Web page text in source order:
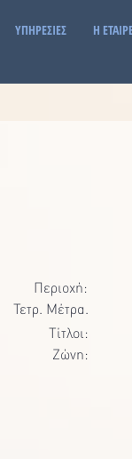
ΥΠΗΡΕΣΙΕΣ Η
Περιοχή:
Τετρ. Μέτρα.
Τίτλοι:
Ζώνη: